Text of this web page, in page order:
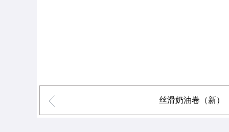
丝滑奶油卷（新）